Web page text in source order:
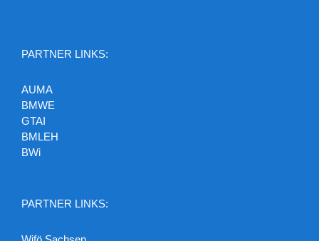
PARTNER LINKS:
AUMA
BMWE
GTAI
BMLEH
BWi
PARTNER LINKS: